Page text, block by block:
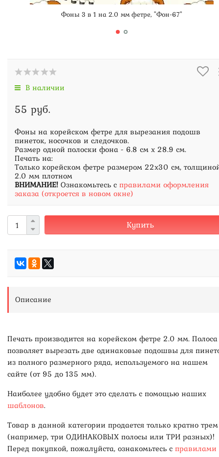
Фоны 3 в 1 на 2.0 мм фетре, "Фон-67"
В наличии
55 руб.
Фоны на корейском фетре для вырезания подошв
пинеток, носочков и следочков.
Размер одной полоски фона - 6.8 см х 28.9 см.
Печать на:
Только корейском фетре размером 22х30 см,
2.0 мм плотном
ВНИМАНИЕ! Ознакомьтесь с правилами оформления
заказа (откроется в новом окне)
Купить
Описание
Печать производится на корейском фетре 2.0 мм. Полоса
позволяет вырезать две одинаковые подошвы для
из полного размерного ряда, используемого на нашем
сайте (от 95 до 135 мм).
Наиболее удобно будет это сделать с помощью наших
шаблонов.
Товар в данной категории продается только кратно трем
(например, три ОДИНАКОВЫХ полосы или ТРИ разных)!
Перед покупкой, пожалуйста, ознакомьтесь с правилами